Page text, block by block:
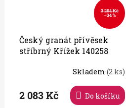
3 204 Kč
–34 %
Český granát přívěsek
stříbrný Křížek 140258
Skladem(2 ks)
2 083 Kč Do košíku